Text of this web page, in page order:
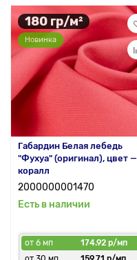
180 гр/м²
Новинка
Габардин Белая лебедь
"Фухуа" (оригинал), цвет —
коралл
2000000001470
Есть в наличии
от 6 мп
174.92 р/мп